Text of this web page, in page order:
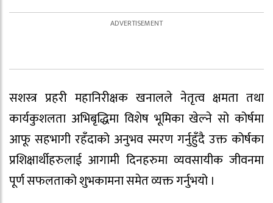
सशस्त्र प्रहरी महानिरीक्षक खनालले नेतृत्व क्षमता तथा
कार्यकुशलता अभिबृद्धिमा विशेष भूमिका खेल्ने सो कोर्षमा
आफू सहभागी रहँदाको अनुभव स्मरण गर्नुहुँदै उक्त कोर्षका
प्रशिक्षार्थीहरुलाई आगामी दिनहरुमा व्यवसायीक जीवनमा
पूर्ण सफलताको शुभकामना समेत व्यक्त गर्नुभयो ।